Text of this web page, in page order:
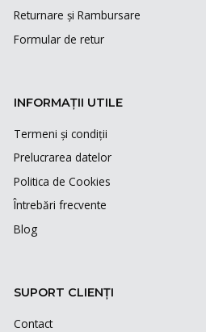
Returnare și Rambursare
Formular de retur
INFORMAȚII UTILE
Termeni și condiții
Prelucrarea datelor
Politica de Cookies
Întrebări frecvente
Blog
SUPORT CLIENȚI
Contact